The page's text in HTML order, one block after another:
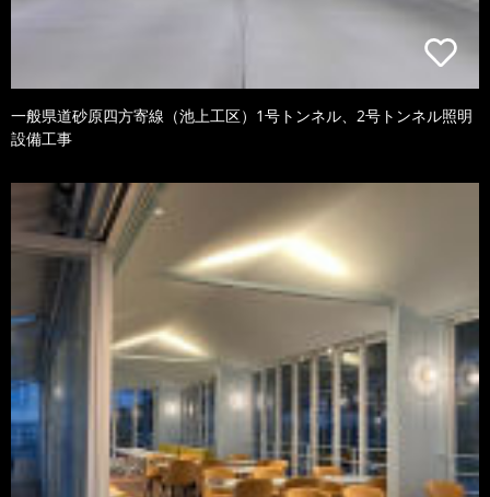
一般県道砂原四方寄線（池上工区）1号トンネル、2号トンネル照明
設備工事